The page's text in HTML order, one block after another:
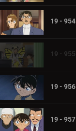
19 - 954
19 - 955
19 - 956
19 - 957